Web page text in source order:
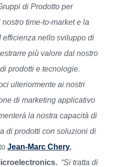
di Prodotto per
time-to-market e la
nello sviluppo di
più valore dal nostro
prodotti e tecnologie.
ulteriormente ai nostri
di marketing applicativo
la nostra capacità di
di prodotti con soluzioni di
Jean-Marc Chery,
“Si tratta di